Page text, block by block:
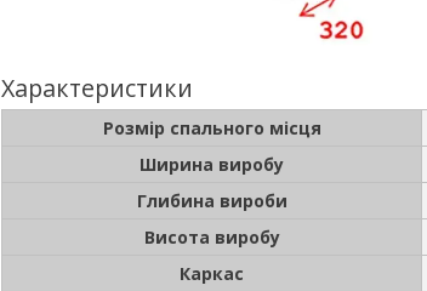
Характеристики
Розмір спального місця
Ширина виробу
Глибина вироби
Висота виробу
Каркас